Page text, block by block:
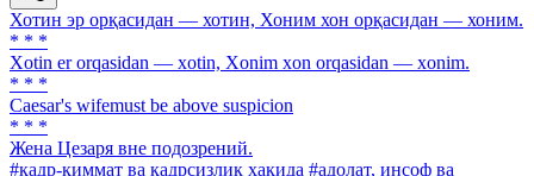
Хотин эр орқасидан — хотин, Хоним хон орқасидан — хоним.
* * *
Xotin er orqasidan — xotin, Xonim xon orqasidan — xonim.
* * *
Caesar's wifemust be above suspicion
* * *
Жена Цезаря вне подозрений.
#қадр-қиммат ва қадрсизлик ҳақида #адолат, инсоф ва